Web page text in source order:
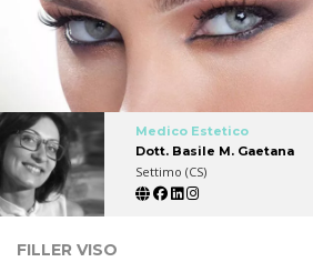
Medico Estetico
Dott. Basile M. Gaetana
Settimo (CS)
FILLER VISO